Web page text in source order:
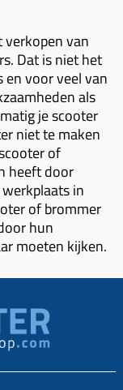
verkopen van
Dat is niet het
voor veel van
als
je scooter
niet te maken
of
heeft door
in
of brommer
hun
moeten kijken.